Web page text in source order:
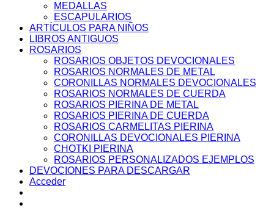
MEDALLAS
ESCAPULARIOS
ARTÍCULOS PARA NIÑOS
LIBROS ANTIGUOS
ROSARIOS
ROSARIOS OBJETOS DEVOCIONALES
ROSARIOS NORMALES DE METAL
CORONILLAS NORMALES DEVOCIONALES
ROSARIOS NORMALES DE CUERDA
ROSARIOS PIERINA DE METAL
ROSARIOS PIERINA DE CUERDA
ROSARIOS CARMELITAS PIERINA
CORONILLAS DEVOCIONALES PIERINA
CHOTKI PIERINA
ROSARIOS PERSONALIZADOS EJEMPLOS
DEVOCIONES PARA DESCARGAR
Acceder